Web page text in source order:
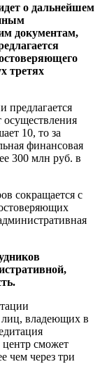
о дальнейшем
документам,
третях
предлагается
осуществления
10, то за
финансовая
300 млн руб. в
сокращается с
лиц, владеющих в
центр сможет
чем через три